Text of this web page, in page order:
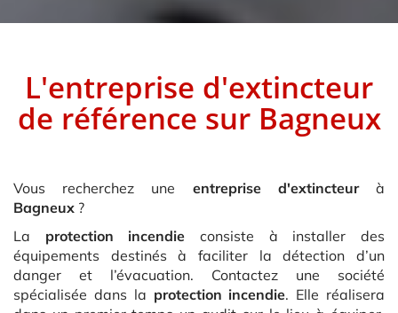
L'entreprise d'extincteur
de référence sur Bagneux
Vous recherchez une entreprise d'extincteurà
Bagneux ?
La protection incendie consiste à installer des
équipements destinés à faciliter la détection d’un
danger et l’évacuation. Contactez une société
spécialisée dans la protection incendie. Elle réalisera